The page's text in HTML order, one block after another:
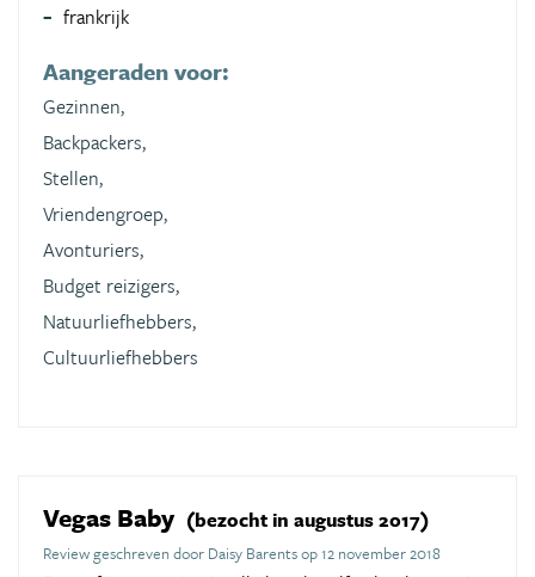
frankrijk
Aangeraden voor:
Gezinnen,
Backpackers,
Stellen,
Vriendengroep,
Avonturiers,
Budget reizigers,
Natuurliefhebbers,
Cultuurliefhebbers
Vegas Baby (bezocht in augustus 2017)
Review geschreven door Daisy Barents op 12 november 2018